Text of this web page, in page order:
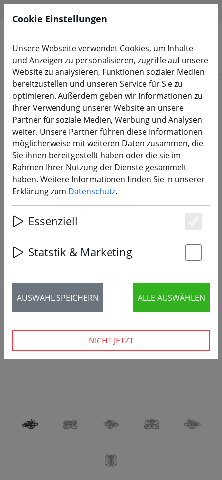
Produkte suchen
Start FPV Drohnen RTF, BNF & PNP
GEPRC CineLog35 V3 DJI O4 Pro 3.5
Zoll FPV Drohne 2.4GHz ELRS
‹ ›
Cookie Einstellungen
Unsere Webseite verwendet Cookies, um Inhalte
und Anzeigen zu personalisieren, zugriffe auf unsere
Website zu analysieren, Funktionen sozialer Medien
bereitzustellen und unseren Service für Sie zu
optimieren. Außerdem geben wir Informationen zu
Ihrer Verwendung unserer Website an unsere
Partner für soziale Medien, Werbung und Analysen
weiter. Unsere Partner führen diese Informationen
möglicherweise mit weiteren Daten zusammen, die
Sie ihnen bereitgestellt haben oder die sie im
Rahmen Ihrer Nutzung der Dienste gesammelt
haben. Weitere Informationen finden Sie in unserer
Erklärung zum Datenschutz.
Essenziell
Statstik & Marketing
AUSWAHL SPEICHERN ALLE AUSWÄHLEN
NICHT JETZT